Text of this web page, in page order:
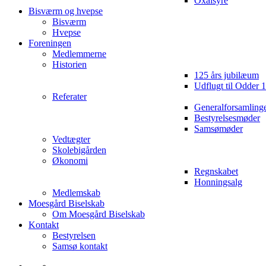
Bisværm og hvepse
Bisværm
Hvepse
Foreningen
Medlemmerne
Historien
125 års jubilæum
Udflugt til Odder
Referater
Bestyrelsesmøder
Samsømøder
Vedtægter
Skolebigården
Økonomi
Regnskabet
Honningsalg
Medlemskab
Moesgård Biselskab
Om Moesgård Biselskab
Kontakt
Bestyrelsen
Samsø kontakt